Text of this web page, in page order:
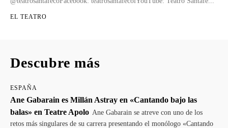
EL TEATRO
Descubre más
ESPAÑA
Ane Gabarain es Millán Astray en «Cantando bajo las
balas» en Teatre Apolo Ane Gabarain se atreve con uno de los
retos más singulares de su carrera presentando el monólogo «Cantando